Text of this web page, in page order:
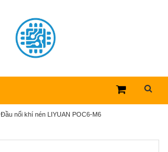
Đầu nối khí nén LIYUAN POC6-M6